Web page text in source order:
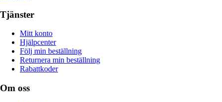
Tjänster
Mitt konto
Hjälpcenter
Följ min beställning
Returnera min beställning
Rabattkoder
Om oss